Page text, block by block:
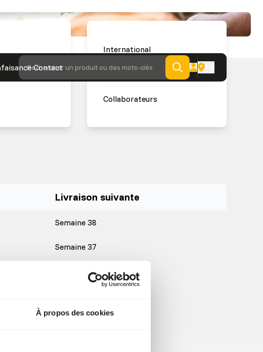
À propos des cookies
Contact
Rechercher un produit ou des mots-clés FR
International
Retrait et livraison
Collaborateurs
Livraison suivante
Semaine 38
Semaine 37
Semaine 36
Semaine 38